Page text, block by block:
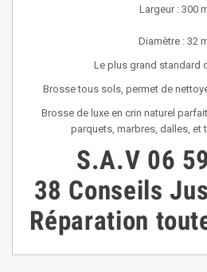
Largeur : 300
Diamètre : 32
Le plus grand standard
Brosse tous sols, permet de
Brosse de luxe en crin naturel
parquets, marbres, dalles, et
S.A.V 06
38 Conseils
Réparation